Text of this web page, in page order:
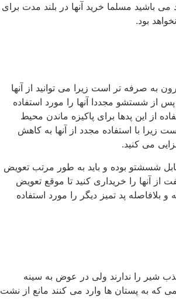
می باشید مسلما خرید آنها در بلند مدت برای
بود.
به صرفه تر است زیرا می توانید از آنها
پس از شستشو مجددا آنها را مورد استفاده
از این پدها برای پاکیزه ماندن محیط
زیرا با استفاده مجدد از آنها به کاهش
می کنید.
قابل شسشتو بوده و باید به طور مرتب تعویض
از آنها را خریداری کنید تا موقع تعویض
و بلافاصله پد تمیز دیگر را مورد استفاده
شیر را ندارند ولی در عوض به سینه
که به پستان ها وارد می کنند مانع از نشت